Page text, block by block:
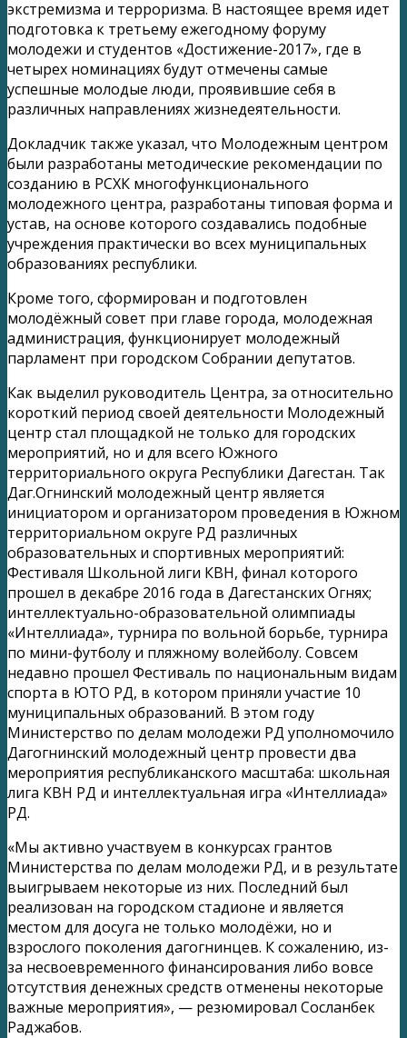
экстремизма и терроризма. В настоящее время идет
подготовка к третьему ежегодному форуму
молодежи и студентов «Достижение-2017», где в
четырех номинациях будут отмечены самые
успешные молодые люди, проявившие себя в
различных направлениях жизнедеятельности.
Докладчик также указал, что Молодежным центром
были разработаны методические рекомендации по
созданию в РСХК многофункционального
молодежного центра, разработаны типовая форма и
устав, на основе которого создавались подобные
учреждения практически во всех муниципальных
образованиях республики.
Кроме того, сформирован и подготовлен
молодёжный совет при главе города, молодежная
администрация, функционирует молодежный
парламент при городском Собрании депутатов.
Как выделил руководитель Центра, за относительно
короткий период своей деятельности Молодежный
центр стал площадкой не только для городских
мероприятий, но и для всего Южного
территориального округа Республики Дагестан. Так
Даг.Огнинский молодежный центр является
инициатором и организатором проведения в Южном
территориальном округе РД различных
образовательных и спортивных мероприятий:
Фестиваля Школьной лиги КВН, финал которого
прошел в декабре 2016 года в Дагестанских Огнях;
интеллектуально-образовательной олимпиады
«Интеллиада», турнира по вольной борьбе, турнира
по мини-футболу и пляжному волейболу. Совсем
недавно прошел Фестиваль по национальным видам
спорта в ЮТО РД, в котором приняли участие 10
муниципальных образований. В этом году
Министерство по делам молодежи РД уполномочило
Дагогнинский молодежный центр провести два
мероприятия республиканского масштаба: школьная
лига КВН РД и интеллектуальная игра «Интеллиада»
РД.
«Мы активно участвуем в конкурсах грантов
Министерства по делам молодежи РД, и в результате
выигрываем некоторые из них. Последний был
реализован на городском стадионе и является
местом для досуга не только молодёжи, но и
взрослого поколения дагогнинцев. К сожалению, из-
за несвоевременного финансирования либо вовсе
отсутствия денежных средств отменены некоторые
важные мероприятия», — резюмировал Сосланбек
Раджабов.